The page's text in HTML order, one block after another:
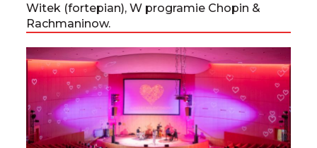
Witek (fortepian), W programie Chopin &
Rachmaninow.